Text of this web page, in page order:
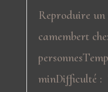
Reproduire
camembert
minDifficulté :